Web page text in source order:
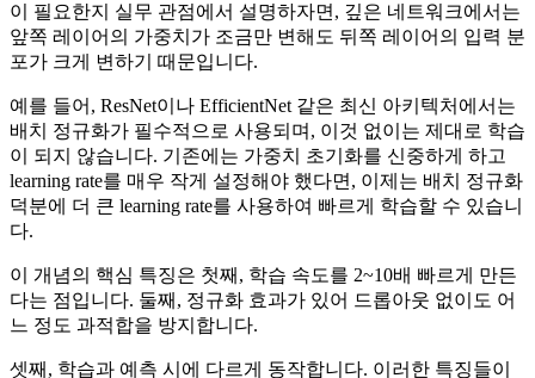
이 필요한지 실무 관점에서 설명하자면, 깊은 네트워크에서는
앞쪽 레이어의 가중치가 조금만 변해도 뒤쪽 레이어의 입력 분
포가 크게 변하기 때문입니다.
예를 들어, ResNet이나 EfficientNet 같은 최신 아키텍처에서는
배치 정규화가 필수적으로 사용되며, 이것 없이는 제대로 학습
이 되지 않습니다. 기존에는 가중치 초기화를 신중하게 하고
learning rate를 매우 작게 설정해야 했다면, 이제는 배치 정규화
덕분에 더 큰 learning rate를 사용하여 빠르게 학습할 수 있습니
다.
이 개념의 핵심 특징은 첫째, 학습 속도를 2~10배 빠르게 만든
다는 점입니다. 둘째, 정규화 효과가 있어 드롭아웃 없이도 어
느 정도 과적합을 방지합니다.
셋째, 학습과 예측 시에 다르게 동작합니다. 이러한 특징들이